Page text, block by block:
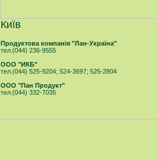
Київ
Продуктова компанія "Лан-Україна"
тел.(044) 236-9555
ООО "ИКБ"
тел.(044) 525-9204; 524-3697; 525-2804
ООО "Пан Продукт"
тел.(044) 332-7035